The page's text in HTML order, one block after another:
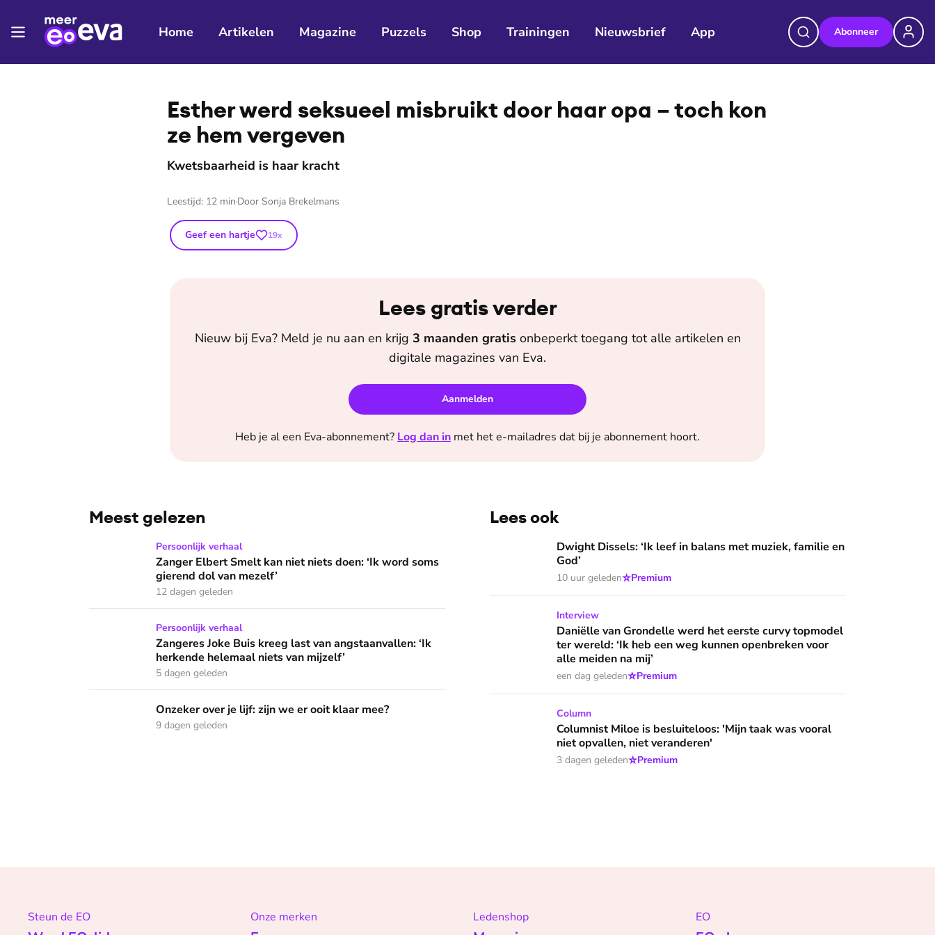
Home Artikelen Magazine Puzzels Shop Trainingen Nieuwsbrief App Abonneer
©beeld: Jeannine Rijsdijk
Esther werd seksueel misbruikt door haar opa – toch kon
ze hem vergeven
Kwetsbaarheid is haar kracht
Leestijd: 12 min Door Sonja Brekelmans
Geef een hartje 19x
Lees gratis verder
Nieuw bij Eva? Meld je nu aan en krijg 3 maanden gratis onbeperkt toegang tot alle artikelen en
digitale magazines van Eva.
Aanmelden
Heb je al een Eva-abonnement? Log dan in met het e-mailadres dat bij je abonnement hoort.
Meest gelezen
Zanger Elbert Smelt kan niet niets doen: ‘Ik word soms gierend dol van mezelf’
Persoonlijk verhaal
Zanger Elbert Smelt kan niet niets doen: ‘Ik word soms
gierend dol van mezelf’
12 dagen geleden
Zangeres Joke Buis kreeg last van angstaanvallen: ‘Ik herkende helemaal niets van mijzelf’
Persoonlijk verhaal
Zangeres Joke Buis kreeg last van angstaanvallen: ‘Ik
herkende helemaal niets van mijzelf’
5 dagen geleden
Onzeker over je lijf: zijn we er ooit klaar mee?
Onzeker over je lijf: zijn we er ooit klaar mee?
9 dagen geleden
Lees ook
Dwight Dissels: ‘Ik leef in balans met muziek, familie en God’
Dwight Dissels: ‘Ik leef in balans met muziek, familie en
God’
10 uur geleden⭐Premium
Daniëlle van Grondelle werd het eerste curvy topmodel ter wereld: ‘Ik heb een weg
Interview
Daniëlle van Grondelle werd het eerste curvy topmodel
ter wereld: ‘Ik heb een weg kunnen openbreken voor
alle meiden na mij’
een dag geleden⭐Premium
Columnist Miloe is besluiteloos: 'Mijn taak was vooral niet opvallen, niet veranderen'
Column
Columnist Miloe is besluiteloos: 'Mijn taak was vooral
niet opvallen, niet veranderen'
3 dagen geleden⭐Premium
Steun de EO Onze merken Ledenshop EO